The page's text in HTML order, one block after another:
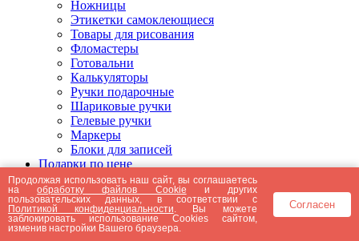
Ножницы
Этикетки самоклеющиеся
Товары для рисования
Фломастеры
Готовальни
Калькуляторы
Ручки подарочные
Шариковые ручки
Гелевые ручки
Маркеры
Блоки для записей
Подарки по цене
Подарки от 5000 рублей
Подарки до 5000 рублей
Подарки до 3000 рублей
Подарки до 2000 рублей
Подарки до 1000 рублей
Продолжая использовать наш сайт, вы соглашаетесь
наобработку файлов Cookie и других
пользовательских данных, в соответствии с
Политикой конфиденциальности . Вы можете
заблокировать использование Cookies сайтом,
изменив настройки Вашего браузера.
Согласен